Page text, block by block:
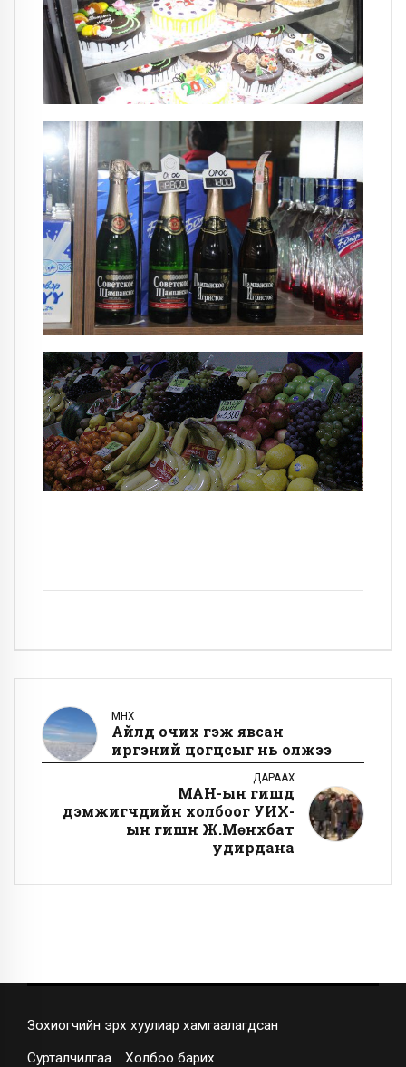
ӨМНӨХ
Айлд очих гэж явсан
иргэний цогцсыг нь олжээ
ДАРААХ
МАН-ын гишүүд
дэмжигчдийн холбоог УИХ-
ын гишүүн Ж.Мөнхбат
удирдана
Зохиогчийн эрх хуулиар хамгаалагдсан
Сурталчилгаа Холбоо барих